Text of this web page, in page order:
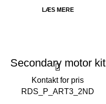
LÆS MERE
Secondary motor kit
RDS_P_ART3_2ND